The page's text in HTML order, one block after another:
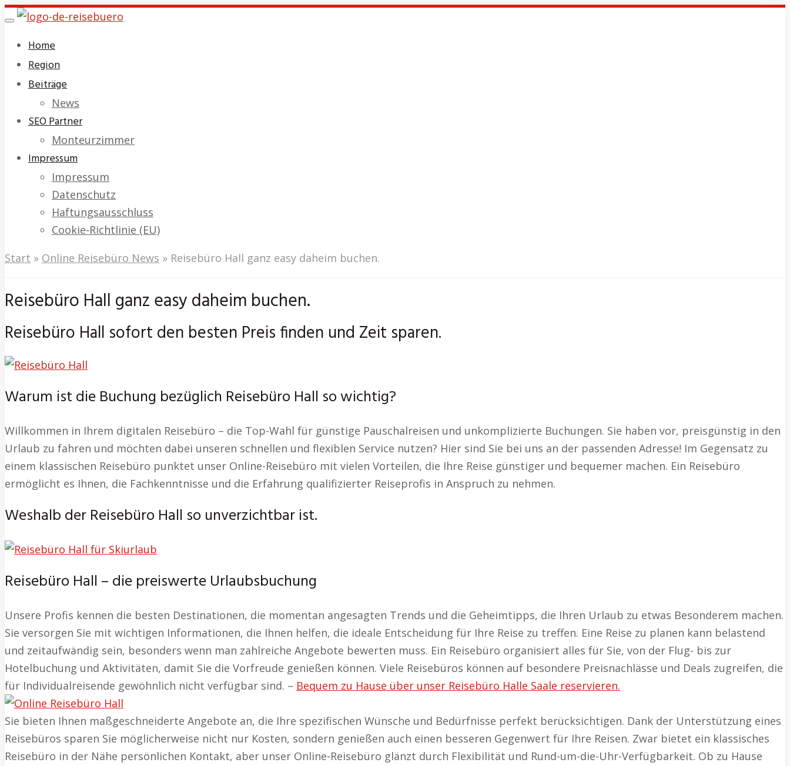
Skip
main
content
Toggle
Home
Region
Beiträge
News
SEO Partner
Monteurzimmer
Impressum
Impressum
Datenschutz
Haftungsausschluss
Cookie-Richtlinie (EU)
Start » Online Reisebüro News » Reisebüro Hall ganz easy daheim buchen.
Reisebüro Hall ganz easy daheim buchen.
Reisebüro Hall sofort den besten Preis finden und Zeit sparen.
Warum ist die Buchung bezüglich Reisebüro Hall so wichtig?
Willkommen in Ihrem digitalen Reisebüro – die Top-Wahl für günstige Pauschalreisen und unkomplizierte Buchungen. Sie haben vor, preisgünstig in den
Urlaub zu fahren und möchten dabei unseren schnellen und flexiblen Service nutzen? Hier sind Sie bei uns an der passenden Adresse! Im Gegensatz zu
einem klassischen Reisebüro punktet unser Online-Reisebüro mit vielen Vorteilen, die Ihre Reise günstiger und bequemer machen. Ein Reisebüro
ermöglicht es Ihnen, die Fachkenntnisse und die Erfahrung qualifizierter Reiseprofis in Anspruch zu nehmen.
Weshalb der Reisebüro Hall so unverzichtbar ist.
Reisebüro Hall – die preiswerte Urlaubsbuchung
Unsere Profis kennen die besten Destinationen, die momentan angesagten Trends und die Geheimtipps, die Ihren Urlaub zu etwas Besonderem machen.
Sie versorgen Sie mit wichtigen Informationen, die Ihnen helfen, die ideale Entscheidung für Ihre Reise zu treffen. Eine Reise zu planen kann belastend
und zeitaufwändig sein, besonders wenn man zahlreiche Angebote bewerten muss. Ein Reisebüro organisiert alles für Sie, von der Flug- bis zur
Hotelbuchung und Aktivitäten, damit Sie die Vorfreude genießen können. Viele Reisebüros können auf besondere Preisnachlässe und Deals zugreifen, die
für Individualreisende gewöhnlich nicht verfügbar sind. – Bequem zu Hause über unser Reisebüro Halle Saale reservieren.
Sie bieten Ihnen maßgeschneiderte Angebote an, die Ihre spezifischen Wünsche und Bedürfnisse perfekt berücksichtigen. Dank der Unterstützung eines
Reisebüros sparen Sie möglicherweise nicht nur Kosten, sondern genießen auch einen besseren Gegenwert für Ihre Reisen. Zwar bietet ein klassisches
Reisebüro in der Nähe persönlichen Kontakt, aber unser Online-Reisebüro glänzt durch Flexibilität und Rund-um-die-Uhr-Verfügbarkeit. Ob zu Hause